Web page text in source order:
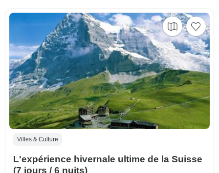
Villes & Culture
L'expérience hivernale ultime de la Suisse
(7 jours / 6 nuits)